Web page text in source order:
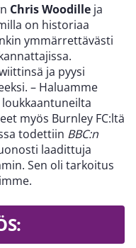
Chris Woodille ja
on historiaa
ymmärrettävästi
ja pyysi
– Haluamme
myös Burnley FC:ltä
todettiin BBC:n
laadittuja
Sen oli tarkoitus